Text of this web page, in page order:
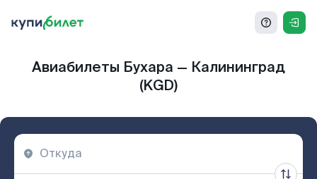
Авиабилеты Бухара — Калининград
(KGD)